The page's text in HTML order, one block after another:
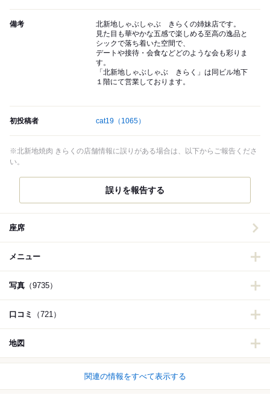
備考
北新地しゃぶしゃぶ きらくの姉妹店です。
見た目も華やかな五感で楽しめる至高の逸品と
シックで落ち着いた空間で、
デートや接待・会食などどのような会も彩りま
す。
「北新地しゃぶしゃぶ きらく」は同ビル地下
１階にて営業しております。
初投稿者 cat19 （1065）
※北新地焼肉 きらくの店舗情報に誤りがある場合は、以下からご報告くださ
い。
誤りを報告する
座席
メニュー
写真 （9735）
口コミ （721）
地図
関連の情報をすべて表示する